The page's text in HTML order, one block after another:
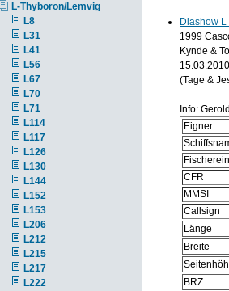
L-Thyboron/Lemvig
L8
L31
L41
L56
L67
L70
L71
L114
L117
L126
L130
L144
L152
L153
L206
L212
L215
L217
L222
Diashow L
1999
Kynde &
(Tage &
Info:
Eigner
CFR
MMSI
Callsign
Länge
Breite
BRZ